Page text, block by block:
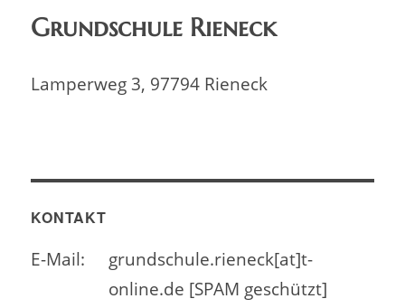
Grundschule Rieneck
Lamperweg 3, 97794 Rieneck
KONTAKT
E-Mail:
grundschule.rieneck[at]t-
online.de [SPAM geschützt]